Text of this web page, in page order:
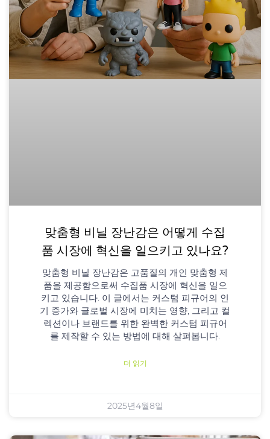
맞춤형 비닐 장난감은 어떻게 수집
품 시장에 혁신을 일으키고 있나요?
맞춤형 비닐 장난감은 고품질의 개인 맞춤형 제
품을 제공함으로써 수집품 시장에 혁신을 일으
키고 있습니다. 이 글에서는 커스텀 피규어의 인
기 증가와 글로벌 시장에 미치는 영향, 그리고 컬
렉션이나 브랜드를 위한 완벽한 커스텀 피규어
를 제작할 수 있는 방법에 대해 살펴봅니다.
더 읽기
2025년4월8일